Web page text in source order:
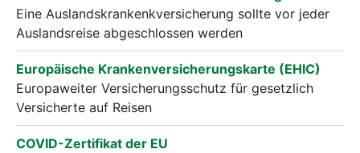
Eine Auslandskrankenkversicherung sollte vor jeder
Auslandsreise abgeschlossen werden
Europäische Krankenversicherungskarte (EHIC)
Europaweiter Versicherungsschutz für gesetzlich
Versicherte auf Reisen
COVID-Zertifikat der EU